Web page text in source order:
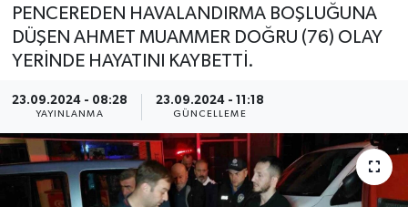
PENCEREDEN HAVALANDIRMA BOŞLUĞUNA
DÜŞEN AHMET MUAMMER DOĞRU (76) OLAY
YERİNDE HAYATINI KAYBETTİ.
23.09.2024 - 08:28
YAYINLANMA
23.09.2024 - 11:18
GÜNCELLEME
Sağlık
Son Dakika Haberleri
Haber Arşivi